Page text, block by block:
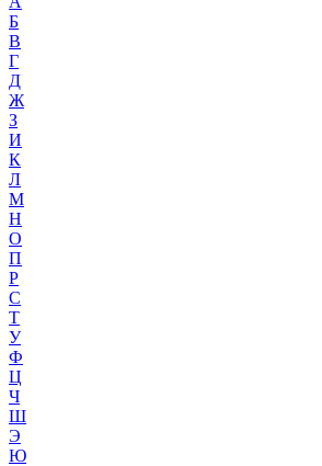
Б
В
Г
Д
Ж
З
И
К
Л
М
Н
О
П
Р
С
Т
У
Ф
Ц
Ч
Ш
Э
Ю